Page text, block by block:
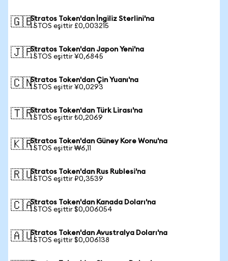
🇬🇧Stratos Token'dan İngiliz Sterlini'na
1 STOS eşittir £0,003215
🇯🇵Stratos Token'dan Japon Yeni'na
1 STOS eşittir ¥0,6845
🇨🇳Stratos Token'dan Çin Yuanı'na
1 STOS eşittir ¥0,0293
🇹🇷Stratos Token'dan Türk Lirası'na
1 STOS eşittir ₺0,2069
🇰🇷Stratos Token'dan Güney Kore Wonu'na
1 STOS eşittir ₩6,11
🇷🇺Stratos Token'dan Rus Rublesi'na
1 STOS eşittir ₽0,3539
🇨🇦Stratos Token'dan Kanada Doları'na
1 STOS eşittir $0,006054
🇦🇺Stratos Token'dan Avustralya Doları'na
1 STOS eşittir $0,006138